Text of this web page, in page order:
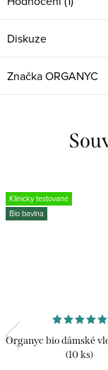
Diskuze
ZnačkaORGANYC
Klinicky testované
Bio bavlna
Organyc bio dámské
(10 ks)